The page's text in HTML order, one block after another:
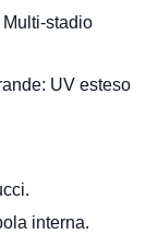
stadio
UV esteso
interna.